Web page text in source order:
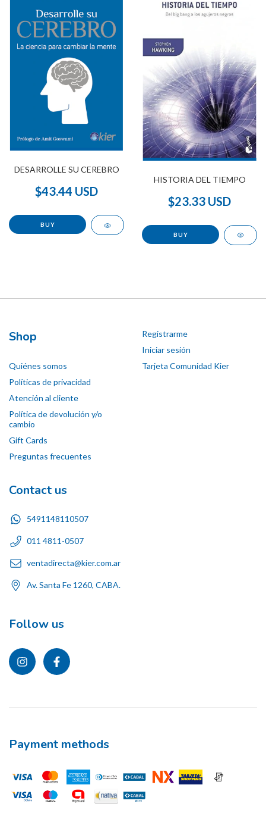
DESARROLLE SU CEREBRO
$43.44 USD
HISTORIA DEL TIEMPO
$23.33 USD
Shop
Quiénes somos
Políticas de privacidad
Atención al cliente
Política de devolución y/o
cambio
Gift Cards
Preguntas frecuentes
Registrarme
Iniciar sesión
Tarjeta Comunidad Kier
Contact us
5491148110507
011 4811-0507
ventadirecta@kier.com.ar
Av. Santa Fe 1260, CABA.
Follow us
Payment methods